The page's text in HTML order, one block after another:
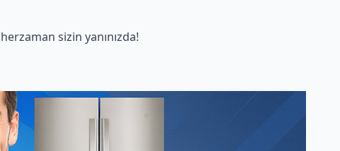
sizin yanınızda!